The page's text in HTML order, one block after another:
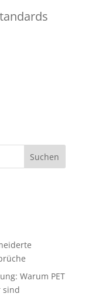
Warum PET
sind